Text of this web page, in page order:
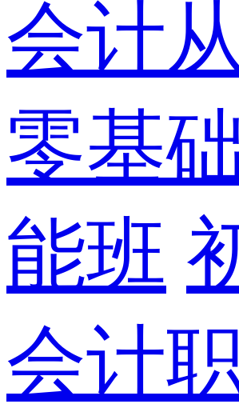
会计
零基
能班
会计